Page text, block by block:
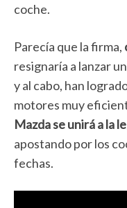
coche.
Parecía que la firma,
resignaría a lanzar un
y al cabo, han
motores muy
Mazda se unirá a la
apostando por los
fechas.